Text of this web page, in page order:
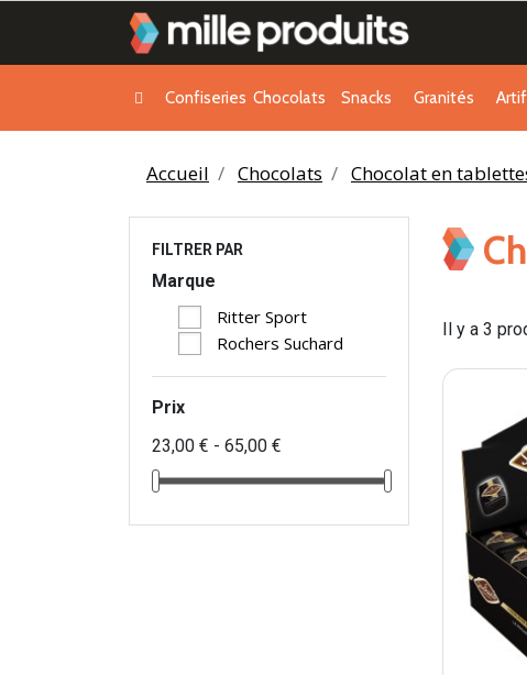
Confiseries Chocolats Snacks Granités
Accueil Chocolats Chocolat en
FILTRER PAR
Marque
Ritter Sport
Rochers Suchard
Prix
23,00 € - 65,00 €
Il y a 3